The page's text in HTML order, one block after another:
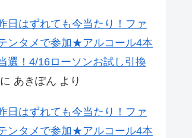
日はずれても今当たり！ファ
ンタメで参加★アルコール4本
選！4/16ローソンお試し引換
に あきぽん より
日はずれても今当たり！ファ
ンタメで参加★アルコール4本